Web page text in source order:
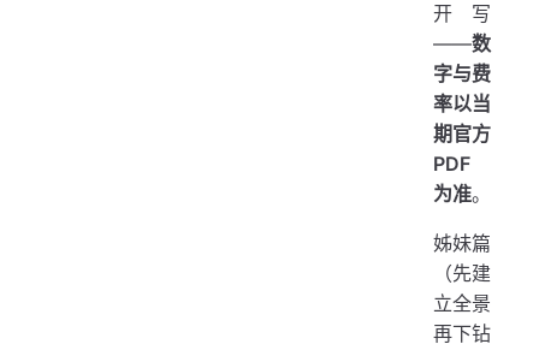
开写
——数
字与费
率以当
期官方
PDF
为准。
姊妹篇
（先建
立全景
再下钻